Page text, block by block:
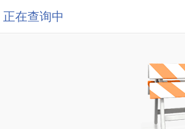
正在查询中